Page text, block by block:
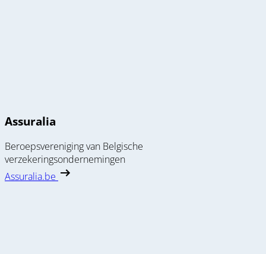
Assuralia
Beroepsvereniging van Belgische
verzekeringsondernemingen
Assuralia.be